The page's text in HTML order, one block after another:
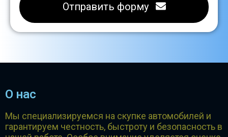
Отправить форму
О нас
Мы специализируемся на скупке автомобилей и
гарантируем честность, быстроту и безопасность в